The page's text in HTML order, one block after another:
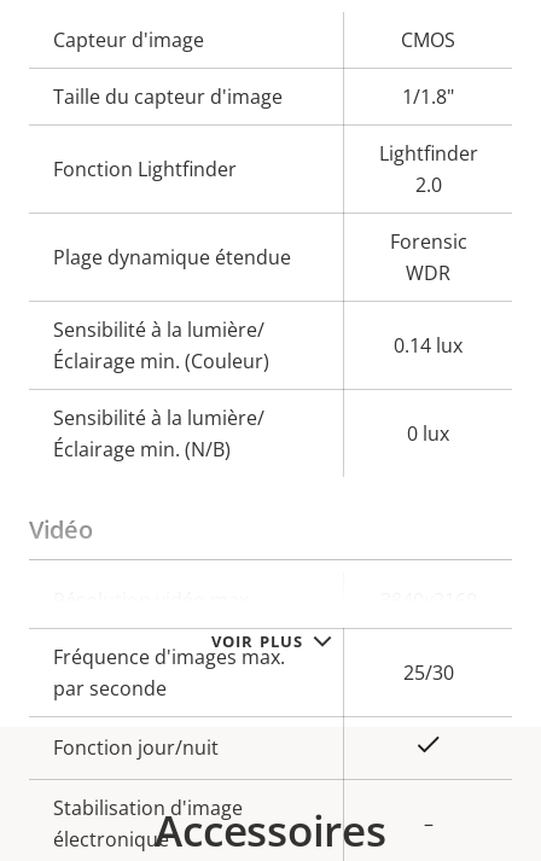
VOIR PLUS
Description
de la
propriété
la
propriété
Capteur d'image CMOS
Taille du capteur d'image 1/1.8"
Fonction Lightfinder
Lightfinder
2.0
Plage dynamique étendue
Forensic
WDR
Sensibilité à la lumière/
Éclairage min. (Couleur)
0.14 lux
Sensibilité à la lumière/
Éclairage min. (N/B)
0 lux
Vidéo
de la
propriété
la
propriété
Fréquence d'images max.
par seconde
25/30
Fonction jour/nuit
Stabilisation d'image
électronique
–
Accessoires